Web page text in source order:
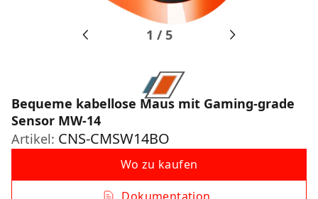
1 / 5
Bequeme kabellose Maus mit Gaming-grade
Sensor MW-14
Artikel: CNS-CMSW14BO
Wo zu kaufen